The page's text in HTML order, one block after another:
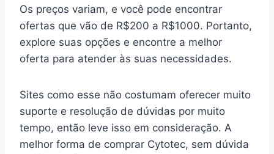
Os preços variam, e você pode encontrar
ofertas que vão de R$200 a R$1000. Portanto,
explore suas opções e encontre a melhor
oferta para atender às suas necessidades.
Sites como esse não costumam oferecer muito
suporte e resolução de dúvidas por muito
tempo, então leve isso em consideração. A
melhor forma de comprar Cytotec, sem dúvida